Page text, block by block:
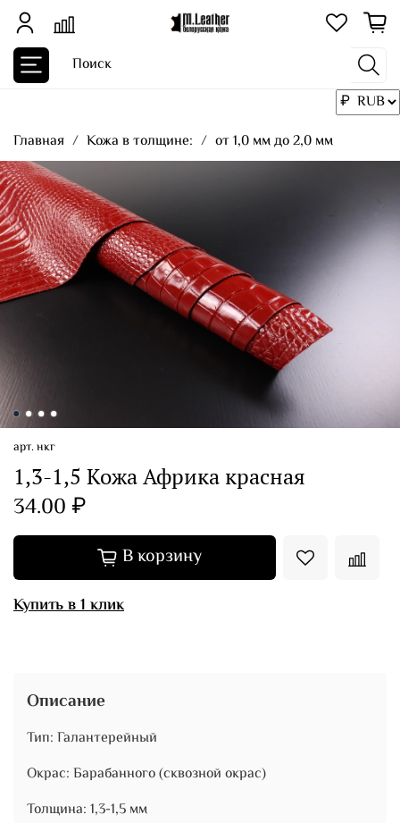
Главная Кожа в толщине: от 1,0 мм до 2,0 мм
арт.нкг
1,3-1,5 Кожа Африка красная
34.00 ₽
В корзину
Купить в 1 клик
Описание
Тип: Галантерейный
Окрас: Барабанного (сквозной окрас)
Толщина: 1,3-1,5 мм